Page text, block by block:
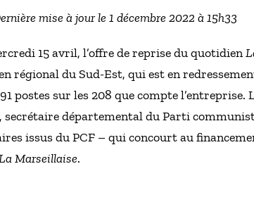
mise à jour le 1 décembre 2022 à 15h33
15 avril, l’offre de reprise du quotidien
régional du Sud-Est, qui est en
postes sur les 208 que compte l’entreprise.
départemental du Parti
issus du PCF – qui concourt au
Marseillaise.